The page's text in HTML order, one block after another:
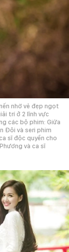
nhờ vẻ đẹp ngọt
trí ở 2 lĩnh vực
các bộ phim: Giữa
Đôi và seri phim
sĩ độc quyền cho
và ca sĩ